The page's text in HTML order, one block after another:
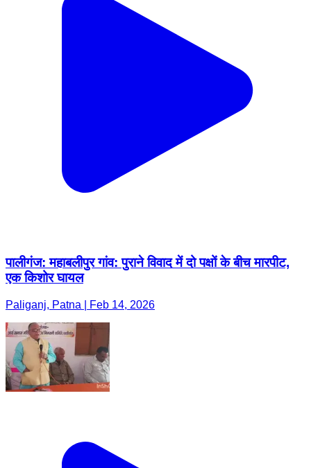
पालीगंज: महाबलीपुर गांव: पुराने विवाद में दो पक्षों के बीच मारपीट,
एक किशोर घायल
Paliganj, Patna | Feb 14, 2026